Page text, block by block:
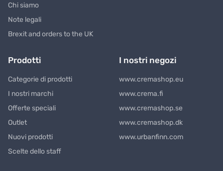
Chi siamo
Note legali
Brexit and orders to the UK
Prodotti
Categorie di prodotti
I nostri marchi
Offerte speciali
Outlet
Nuovi prodotti
Scelte dello staff
I nostri negozi
www.cremashop.eu
www.crema.fi
www.cremashop.se
www.cremashop.dk
www.urbanfinn.com